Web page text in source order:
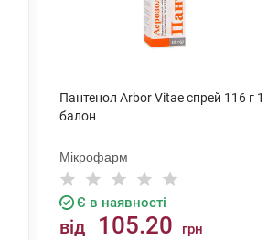
Пантенол Arbor Vitae спрей 116 г 1
балон
Мікрофарм
Є в наявності
від 105.20 грн